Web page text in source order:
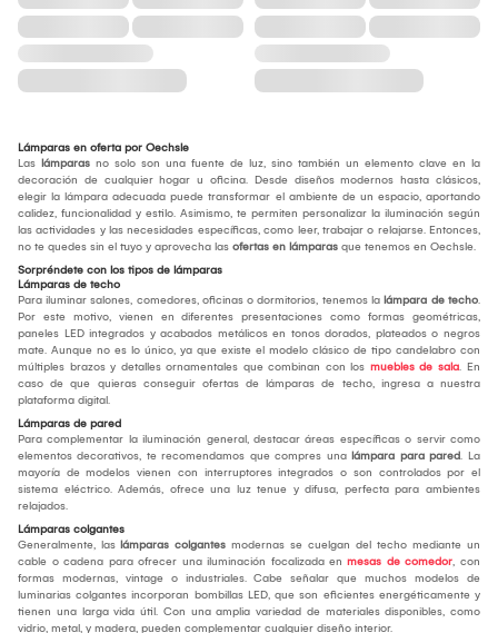
Lámparas en oferta por Oechsle
Las lámparas no solo son una fuente de luz, sino también un elemento clave en la
decoración de cualquier hogar u oficina. Desde diseños modernos hasta clásicos,
elegir la lámpara adecuada puede transformar el ambiente de un espacio, aportando
calidez, funcionalidad y estilo. Asimismo, te permiten personalizar la iluminación según
las actividades y las necesidades específicas, como leer, trabajar o relajarse. Entonces,
no te quedes sin el tuyo y aprovecha las ofertas en lámparas que tenemos en Oechsle.
Sorpréndete con los tipos de lámparas
Lámparas de techo
Para iluminar salones, comedores, oficinas o dormitorios, tenemos la lámpara de techo.
Por este motivo, vienen en diferentes presentaciones como formas geométricas,
paneles LED integrados y acabados metálicos en tonos dorados, plateados o negros
mate. Aunque no es lo único, ya que existe el modelo clásico de tipo candelabro con
múltiples brazos y detalles ornamentales que combinan con los muebles de sala. En
caso de que quieras conseguir ofertas de lámparas de techo, ingresa a nuestra
plataforma digital.
Lámparas de pared
Para complementar la iluminación general, destacar áreas específicas o servir como
elementos decorativos, te recomendamos que compres una lámpara para pared. La
mayoría de modelos vienen con interruptores integrados o son controlados por el
sistema eléctrico. Además, ofrece una luz tenue y difusa, perfecta para ambientes
relajados.
Lámparas colgantes
Generalmente, las lámparas colgantes modernas se cuelgan del techo mediante un
cable o cadena para ofrecer una iluminación focalizada en mesas de comedor, con
formas modernas, vintage o industriales. Cabe señalar que muchos modelos de
luminarias colgantes incorporan bombillas LED, que son eficientes energéticamente y
tienen una larga vida útil. Con una amplia variedad de materiales disponibles, como
vidrio, metal, y madera, pueden complementar cualquier diseño interior.